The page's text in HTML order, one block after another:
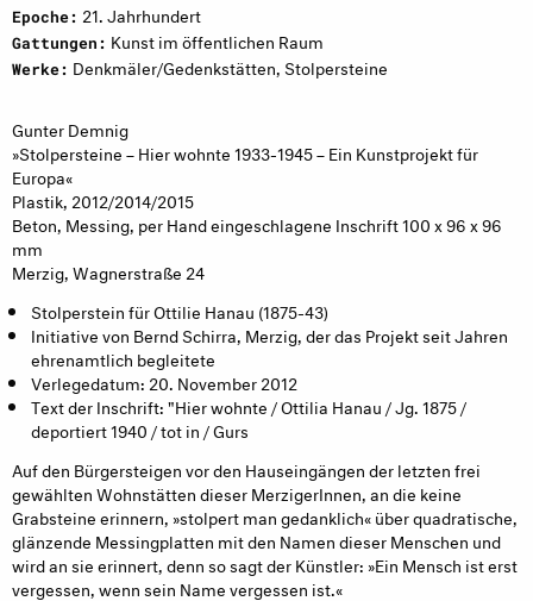
Epoche: 21. Jahrhundert
Gattungen: Kunst im öffentlichen Raum
Werke: Denkmäler/Gedenkstätten, Stolpersteine
Gunter Demnig
»Stolpersteine – Hier wohnte 1933-1945 – Ein Kunstprojekt für
Europa«
Plastik, 2012/2014/2015
Beton, Messing, per Hand eingeschlagene Inschrift 100 x 96 x 96
mm
Merzig, Wagnerstraße 24
Stolperstein für Ottilie Hanau (1875-43)
Initiative von Bernd Schirra, Merzig, der das Projekt seit Jahren
ehrenamtlich begleitete
Verlegedatum: 20. November 2012
Text der Inschrift: "Hier wohnte / Ottilia Hanau / Jg. 1875 /
deportiert 1940 / tot in / Gurs
Auf den Bürgersteigen vor den Hauseingängen der letzten frei
gewählten Wohnstätten dieser MerzigerInnen, an die keine
Grabsteine erinnern, »stolpert man gedanklich« über quadratische,
glänzende Messingplatten mit den Namen dieser Menschen und
wird an sie erinnert, denn so sagt der Künstler: »Ein Mensch ist erst
vergessen, wenn sein Name vergessen ist.«